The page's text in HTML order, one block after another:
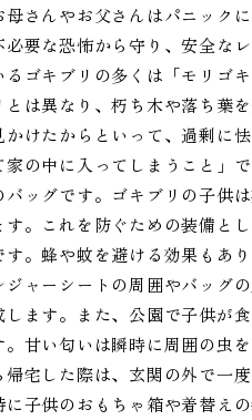
母さんやお父さんはパニック
必要な恐怖から守り、安全な
るゴキブリの多くは「モリゴ
とは異なり、朽ち木や落ち葉
かけたからといって、過剰に
家の中に入ってしまうこと」
バッグです。ゴキブリの子供
す。これを防ぐための装備と
す。蜂や蚊を避ける効果もあ
ジャーシートの周囲やバッグ
します。また、公園で子供が
。甘い匂いは瞬時に周囲の虫
帰宅した際は、玄関の外で一
に子供のおもちゃ箱や着替え